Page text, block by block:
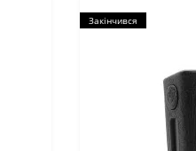
Закінчився